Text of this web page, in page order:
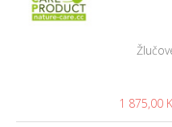
1 875,00